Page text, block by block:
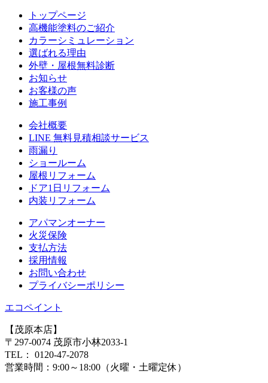
トップページ
⾼機能塗料のご紹介
カラーシミュレーション
選ばれる理由
外壁・屋根無料診断
お知らせ
お客様の声
施⼯事例
会社概要
LINE 無料⾒積相談サービス
⾬漏り
ショールーム
屋根リフォーム
ドア1⽇リフォーム
内装リフォーム
アパマンオーナー
⽕災保険
⽀払⽅法
採⽤情報
お問い合わせ
プライバシーポリシー
エコペイント
【茂原本店】
〒297-0074 茂原市小林2033-1
TEL：
0120-47-2078
営業時間： 9:00～18:00（火曜・土曜定休）